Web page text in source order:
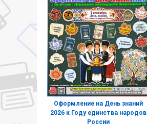
Оформление на День знаний
2026 к Году единства народов
России